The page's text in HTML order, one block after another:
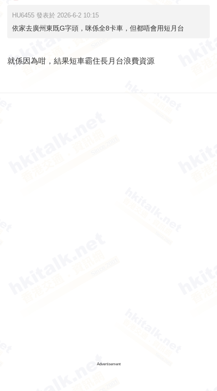
HU6455 發表於 2026-6-2 10:15
依家去廣州東既G字頭，咪係全8卡車，但都唔會用短月台
就係因為咁，結果短車霸住長月台浪費資源
Advertisement